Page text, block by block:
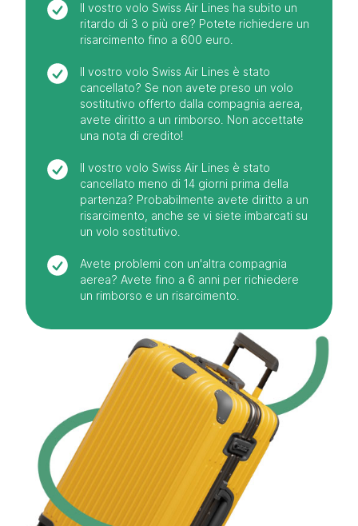
Il vostro volo Swiss Air Lines ha subito un
ritardo di 3 o più ore? Potete richiedere un
risarcimento fino a 600 euro.
Il vostro volo Swiss Air Lines è stato
cancellato? Se non avete preso un volo
sostitutivo offerto dalla compagnia aerea,
avete diritto a un rimborso. Non accettate
una nota di credito!
Il vostro volo Swiss Air Lines è stato
cancellato meno di 14 giorni prima della
partenza? Probabilmente avete diritto a un
risarcimento, anche se vi siete imbarcati su
un volo sostitutivo.
Avete problemi con un'altra compagnia
aerea? Avete fino a 6 anni per richiedere
un rimborso e un risarcimento.